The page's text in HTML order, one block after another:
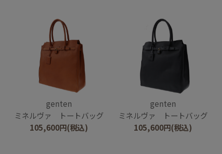
genten
ミネルヴァ トートバッグ
105,600円(税込)
genten
ミネルヴァ トートバッグ
105,600円(税込)